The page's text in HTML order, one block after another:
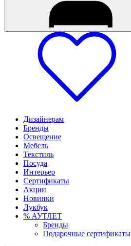
Дизайнерам
Бренды
Освещение
Мебель
Текстиль
Посуда
Интерьер
Сертификаты
Акции
Новинки
Лукбук
% АУТЛЕТ
Бренды
Подарочные сертификаты